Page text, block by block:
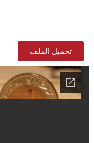
تحميل الملف